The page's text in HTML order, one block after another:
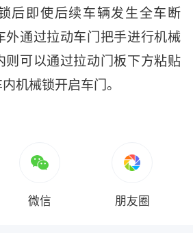
后即使后续车辆发生全车断
外通过拉动车门把手进行机械
则可以通过拉动门板下方粘贴
机械锁开启车门。
微信 朋友圈